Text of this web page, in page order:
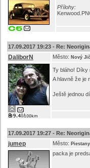
Přílohy:
17.09.2017 19:23 - Re:
DaliborN Město: Nový
Ty bláho! Díky
A hlavně že je
Ještě jednou
17.09.2017 19:27 - Re:
jumep Město: Piestany
packa je